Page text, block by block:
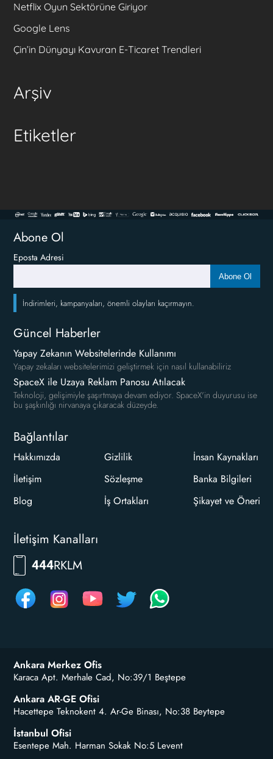
Netflix Oyun Sektörüne Giriyor
Google Lens
Çin’in Dünyayı Kavuran E-Ticaret Trendleri
Arşiv
Etiketler
Abone Ol
Eposta Adresi
Abone Ol
İndirimleri, kampanyaları, önemli olayları kaçırmayın.
Güncel Haberler
Yapay Zekanın Websitelerinde Kullanımı
Yapay zekaları websitelerimizi geliştirmek için nasıl kullanabiliriz
SpaceX ile Uzaya Reklam Panosu Atılacak
Teknoloji, gelişimiyle şaşırtmaya devam ediyor. SpaceX'in duyurusu ise
bu şaşkınlığı nirvanaya çıkaracak düzeyde.
Bağlantılar
Hakkımızda
İletişim
Blog
Gizlilik
Sözleşme
İş Ortakları
İnsan Kaynakları
Banka Bilgileri
Şikayet ve Öneri
İletişim Kanalları
444RKLM
Ankara Merkez Ofis
Karaca Apt. Merhale Cad, No:39/1 Beştepe
Ankara AR-GE Ofisi
Hacettepe Teknokent 4. Ar-Ge Binası, No:38 Beytepe
İstanbul Ofisi
Esentepe Mah. Harman Sokak No:5 Levent